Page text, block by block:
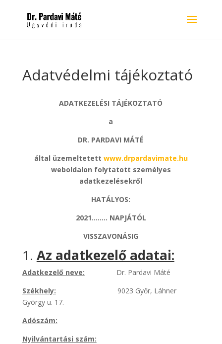
Adatvédelmi tájékoztató
ADATKEZELÉSI TÁJÉKOZTATÓ
a
DR. PARDAVI MÁTÉ
által üzemeltetett www.drpardavimate.hu
weboldalon folytatott személyes
adatkezelésekről
HATÁLYOS:
2021…….. NAPJÁTÓL
VISSZAVONÁSIG
1. Az adatkezelő adatai:
Adatkezelő neve: Dr. Pardavi Máté
Székhely: 9023 Győr, Láhner
György u. 17.
Adószám:
Nyilvántartási szám: